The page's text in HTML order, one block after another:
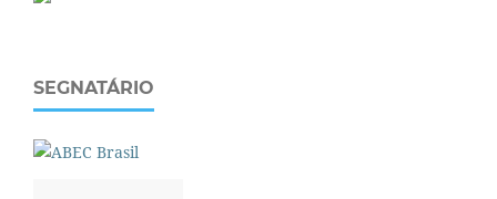
SEGNATÁRIO